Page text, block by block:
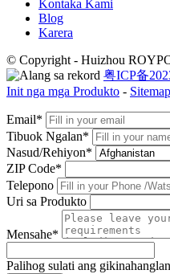
Kontaka Kami
Blog
Karera
© Copyright - Huizhou
粤ICP备
Init nga mga Produkto - Sitemap
Email*
Tibuok Ngalan*
Nasud/Rehiyon*
ZIP Code*
Telepono
Uri sa Produkto
Mensahe*
Palihog sulati ang